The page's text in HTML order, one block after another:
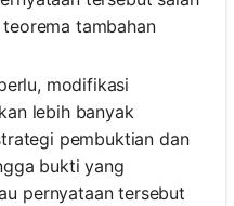
tambahan
modifikasi
lebih banyak
pembuktian dan
bukti yang
pernyataan tersebut